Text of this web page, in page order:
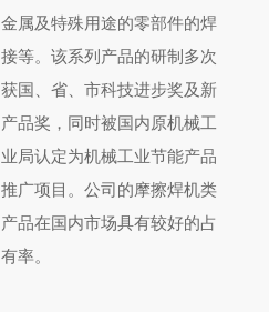
金属及特殊用途的零部件的焊
接等。该系列产品的研制多次
获国、省、市科技进步奖及新
产品奖，同时被国内原机械工
业局认定为机械工业节能产品
推广项目。 公司的摩擦焊机类
产品在国内市场具有较好的占
有率。